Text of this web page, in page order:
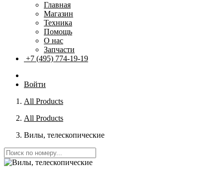
Главная
Магазин
Техника
Помощь
О нас
Запчасти
+7 (495) 774-19-19
Войти
All Products
All Products
Вилы, телескопические